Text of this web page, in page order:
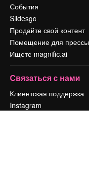
События
Slidesgo
Продайте свой контент
Помещение для прессы
Ищете magnific.ai
Связаться с нами
Клиентская поддержка
Instagram